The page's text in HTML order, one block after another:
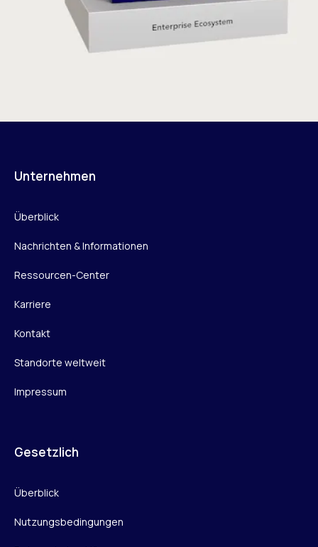
Unternehmen
Überblick
Nachrichten & Informationen
Ressourcen-Center
Karriere
Kontakt
Standorte weltweit
Impressum
Gesetzlich
Überblick
Nutzungsbedingungen